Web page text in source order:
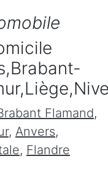
Flamand,
, Anvers,
, Flandre